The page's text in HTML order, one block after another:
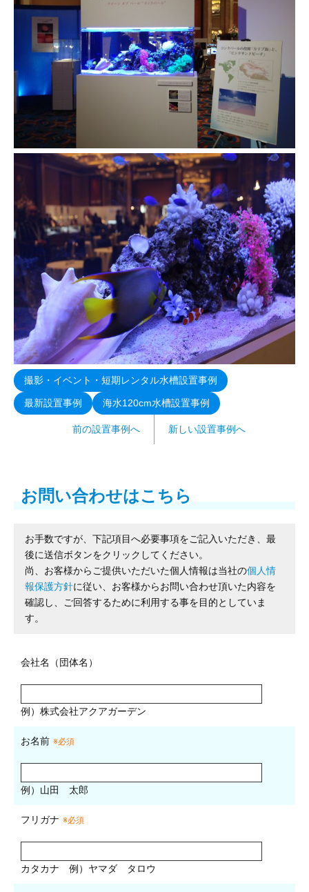
撮影・イベント・短期レンタル水槽設置事例
最新設置事例 海水120cm水槽設置事例
前の設置事例へ 新しい設置事例へ
お問い合わせはこちら
お手数ですが、下記項目へ必要事項をご記入いただき、最
後に送信ボタンをクリックしてください。
尚、お客様からご提供いただいた個人情報は当社の個人情
報保護方針に従い、お客様からお問い合わせ頂いた内容を
確認し、ご回答するために利用する事を目的としていま
す。
会社名（団体名）
例）株式会社アクアガーデン
お名前 ※必須
例）山田 太郎
フリガナ ※必須
カタカナ 例）ヤマダ タロウ